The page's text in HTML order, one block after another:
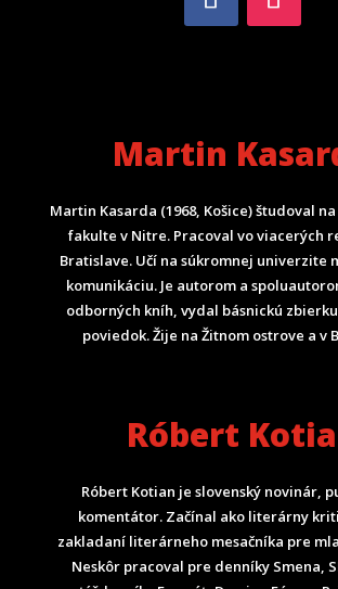
Martin
Martin Kasarda (1968, Košice) študoval
fakulte v Nitre. Pracoval vo viacerých
Bratislave. Učí na súkromnej univerzite
komunikáciu. Je autorom a
odborných kníh, vydal básnickú
poviedok. Žije na Žitnom ostrove a v
Róbert
Róbert Kotian je slovenský novinár,
komentátor. Začínal ako literárny
zakladaní literárneho mesačníka pre
Neskôr pracoval pre denníky Smena,